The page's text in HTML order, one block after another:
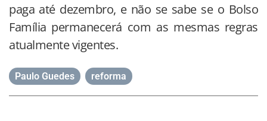
paga até dezembro, e não se sabe se o Bolso
Família permanecerá com as mesmas regras
atualmente vigentes.
Paulo Guedes reforma